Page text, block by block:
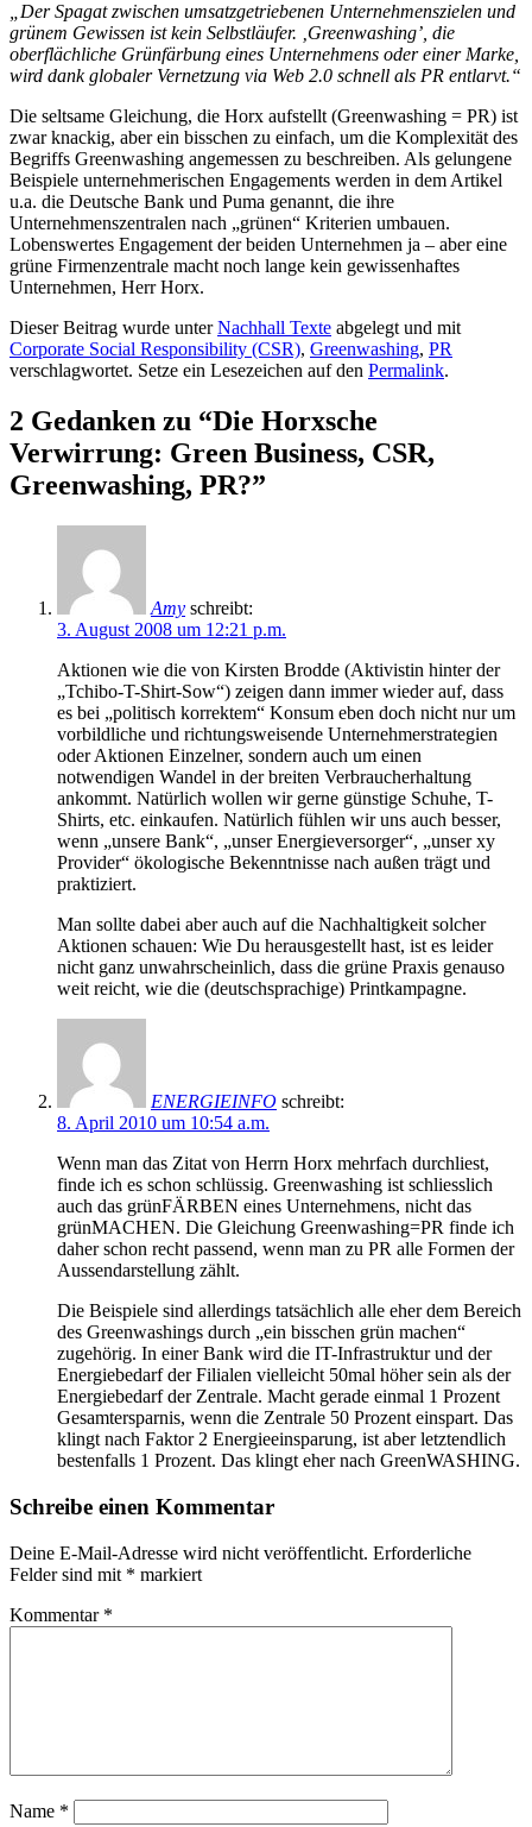
„Der Spagat zwischen umsatzgetriebenen Unternehmenszielen und
grünem Gewissen ist kein Selbstläufer. ‚Greenwashing’, die
oberflächliche Grünfärbung eines Unternehmens oder einer Marke,
wird dank globaler Vernetzung via Web 2.0 schnell als PR entlarvt.“
Die seltsame Gleichung, die Horx aufstellt (Greenwashing = PR) ist
zwar knackig, aber ein bisschen zu einfach, um die Komplexität des
Begriffs Greenwashing angemessen zu beschreiben. Als gelungene
Beispiele unternehmerischen Engagements werden in dem Artikel
u.a. die Deutsche Bank und Puma genannt, die ihre
Unternehmenszentralen nach „grünen“ Kriterien umbauen.
Lobenswertes Engagement der beiden Unternehmen ja – aber eine
grüne Firmenzentrale macht noch lange kein gewissenhaftes
Unternehmen, Herr Horx.
Dieser Beitrag wurde unterNachhall Texte abgelegt und mit
Corporate Social Responsibility (CSR), Greenwashing, PR
verschlagwortet. Setze ein Lesezeichen auf den Permalink.
2 Gedanken zu “Die Horxsche
Verwirrung: Green Business, CSR,
Greenwashing, PR?”
Amy schreibt:
3. August 2008 um 12:21 p.m.
Aktionen wie die von Kirsten Brodde (Aktivistin hinter der
„Tchibo-T-Shirt-Sow“) zeigen dann immer wieder auf, dass
es bei „politisch korrektem“ Konsum eben doch nicht nur um
vorbildliche und richtungsweisende Unternehmerstrategien
oder Aktionen Einzelner, sondern auch um einen
notwendigen Wandel in der breiten Verbraucherhaltung
ankommt. Natürlich wollen wir gerne günstige Schuhe, T-
Shirts, etc. einkaufen. Natürlich fühlen wir uns auch besser,
wenn „unsere Bank“, „unser Energieversorger“, „unser xy
Provider“ ökologische Bekenntnisse nach außen trägt und
praktiziert.
Man sollte dabei aber auch auf die Nachhaltigkeit solcher
Aktionen schauen: Wie Du herausgestellt hast, ist es leider
nicht ganz unwahrscheinlich, dass die grüne Praxis genauso
weit reicht, wie die (deutschsprachige) Printkampagne.
ENERGIEINFO schreibt:
8. April 2010 um 10:54 a.m.
Wenn man das Zitat von Herrn Horx mehrfach durchliest,
finde ich es schon schlüssig. Greenwashing ist schliesslich
auch das grünFÄRBEN eines Unternehmens, nicht das
grünMACHEN. Die Gleichung Greenwashing=PR finde ich
daher schon recht passend, wenn man zu PR alle Formen der
Aussendarstellung zählt.
Die Beispiele sind allerdings tatsächlich alle eher dem Bereich
des Greenwashings durch „ein bisschen grün machen“
zugehörig. In einer Bank wird die IT-Infrastruktur und der
Energiebedarf der Filialen vielleicht 50mal höher sein als der
Energiebedarf der Zentrale. Macht gerade einmal 1 Prozent
Gesamtersparnis, wenn die Zentrale 50 Prozent einspart. Das
klingt nach Faktor 2 Energieeinsparung, ist aber letztendlich
bestenfalls 1 Prozent. Das klingt eher nach GreenWASHING.
Schreibe einen Kommentar
Deine E-Mail-Adresse wird nicht veröffentlicht. Erforderliche
Felder sind mit * markiert
Kommentar *
Name *